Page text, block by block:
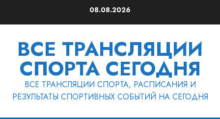
08.08.2026
ВСЕ ТРАНСЛЯЦИИ
СПОРТА СЕГОДНЯ
ВСЕ ТРАНСЛЯЦИИ СПОРТА, РАСПИСАНИЯ И
РЕЗУЛЬТАТЫ СПОРТИВНЫХ СОБЫТИЙ НА СЕГОДНЯ